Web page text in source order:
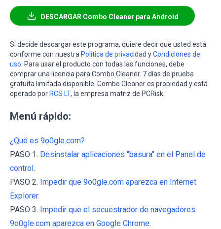
DESCARGAR Combo Cleaner para Android
Si decide descargar este programa, quiere decir que usted está
conforme con nuestra Política de privacidad yCondiciones de
uso . Para usar el producto con todas las funciones, debe
comprar una licencia para Combo Cleaner. 7 días de prueba
gratuita limitada disponible. Combo Cleaner es propiedad y está
operado por RCS LT, la empresa matriz de PCRisk.
Menú rápido:
¿Qué es 9o0gle.com?
PASO 1. Desinstalar aplicaciones "basura" en el Panel de
control.
PASO 2. Impedir que 9o0gle.com aparezca en Internet
Explorer.
PASO 3. Impedir que el secuestrador de navegadores
9o0gle.com aparezca en Google Chrome.